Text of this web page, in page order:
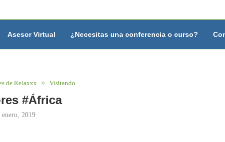
Asesor Virtual ¿Necesitas una conferencia o curso?
de Relaxxx Visitando
#África
enero, 2019